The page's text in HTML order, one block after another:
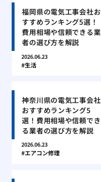
福岡県の電気工事会社お
すすめランキング5選！
費用相場や信頼できる業
者の選び方を解説
2026.06.23
生活
神奈川県の電気工事会社
おすすめランキング5
選！費用相場や信頼でき
る業者の選び方を解説
2026.06.23
エアコン修理